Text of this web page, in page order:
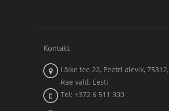
Kontakt
Läike tee 22, Peetri alevik, 75312,
Rae vald, Eesti
Tel: +372 6 511 300